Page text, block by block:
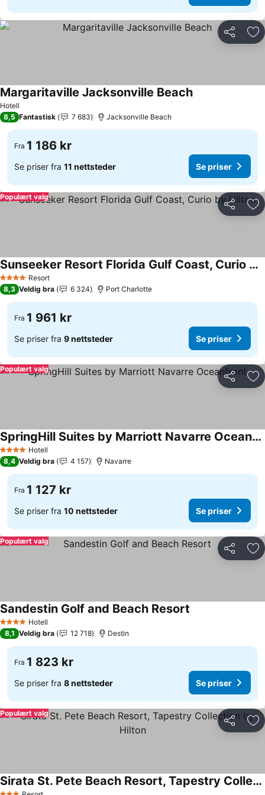
Del
Hotell
Margaritaville Jacksonville BeachSe priser
8,5 Fantastisk 7 683 Jacksonville Beach
Fra 1 186 kr
Se priser fra 11 nettsteder Se priser
Del
Populært valg
4 StjernerResort
Sunseeker Resort Florida Gulf Coast, Curio by Hilton
Se priser
8,3 Veldig bra 6 324 Port Charlotte
Fra 1 961 kr
Se priser fra 9 nettsteder Se priser
Del
Populært valg
4 StjernerHotell
SpringHill Suites by Marriott Navarre Oceanfront
Se priser
8,4 Veldig bra 4 157 Navarre
Fra 1 127 kr
Se priser fra 10 nettsteder Se priser
Del
Populært valg
4 StjernerHotell
Sandestin Golf and Beach Resort
8,1 Veldig bra 12 718 Destin
Fra 1 823 kr
Se priser fra 8 nettsteder Se priser
Del
Populært valg
Sirata St. Pete Beach Resort, Tapestry Collection by Hilton